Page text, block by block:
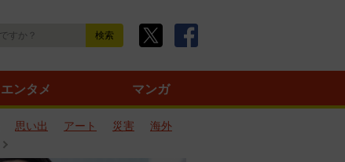
エンタメ マンガ
思い出 アート 災害
海外